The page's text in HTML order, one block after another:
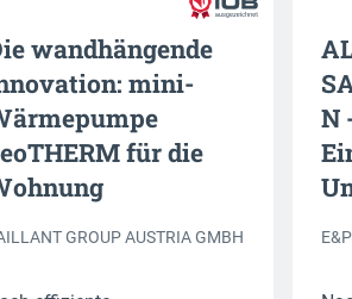
wandhängende
mini-
für die
GROUP AUSTRIA GMBH
N